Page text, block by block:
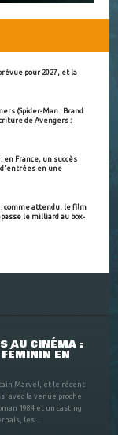
pour 2027, et la
(Spider-Man : Brand
de Avengers :
en France, un succès
d'entrées en une
: comme attendu, le film
le milliard au box-
AU CINÉMA :
EN
Marvel, et le récent
avec la venue proche
1984 et un casting
les ...